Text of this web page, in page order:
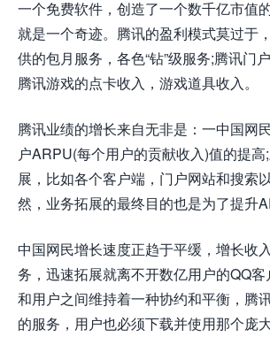
一个免费软件，创造了一个数千亿市值
就是一个奇迹。腾讯的盈利模式莫过于
供的包月服务，各色“钻”级服务;腾讯门
腾讯游戏的点卡收入，游戏道具收入。
腾讯业绩的增长来自无非是：一中国网
户ARPU(每个用户的贡献收入)值的提
展，比如各个客户端，门户网站和搜索
然，业务拓展的最终目的也是为了提升
中国网民增长速度正趋于平缓，增长收
务，迅速拓展就离不开数亿用户的QQ
和用户之间维持着一种协约和平衡，腾
的服务，用户也必须下载并使用那个庞